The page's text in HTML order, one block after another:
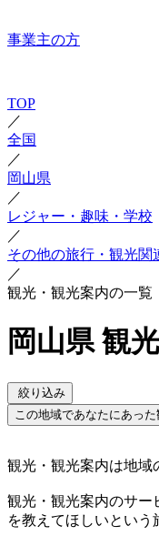
事業主の方
TOP
／
全国
／
岡山県
／
レジャー・趣味・学校
／
その他の旅行・観光関
／
観光・観光案内の一覧
岡山県 観
絞り込み
この地域であなたにあっ
観光・観光案内は地域
観光・観光案内のサー
を教えてほしいという